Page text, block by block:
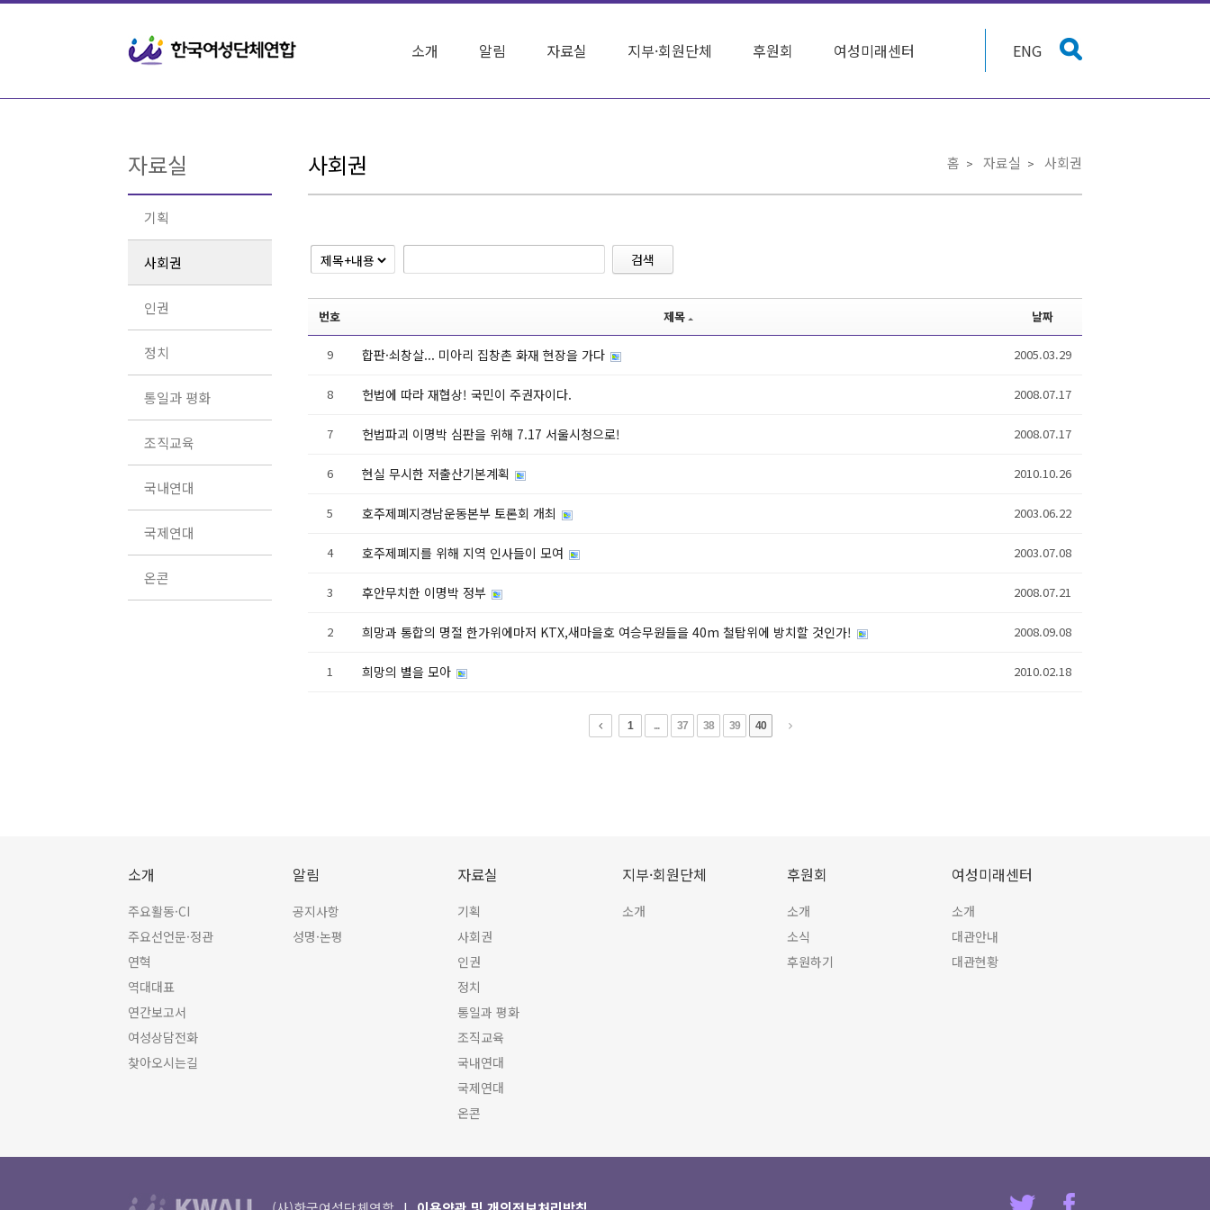
소개 알림 자료실 지부·회원단체 후원회 여성미래센터 ENG
자료실
기획
사회권
인권
정치
통일과 평화
조직교육
국내연대
국제연대
온콘
사회권 홈 자료실 사회권
검색
번호 제목 날짜
9 합판·쇠창살... 미아리 집창촌 화재 현장을 가다 2005.03.29
8 헌법에 따라 재협상! 국민이 주권자이다. 2008.07.17
7 헌법파괴 이명박 심판을 위해 7.17 서울시청으로! 2008.07.17
6 현실 무시한 저출산기본계획 2010.10.26
5 호주제폐지경남운동본부 토론회 개최 2003.06.22
4 호주제폐지를 위해 지역 인사들이 모여 2003.07.08
3 후안무치한 이명박 정부 2008.07.21
2 희망과 통합의 명절 한가위에마저 KTX,새마을호 여승무원들을 40m 철탑위에 방치할 것인가! 2008.09.08
1 희망의 별을 모아 2010.02.18
1 ... 37 38 39 40
소개
주요활동·CI
주요선언문·정관
연혁
역대대표
연간보고서
여성상담전화
찾아오시는길
알림
공지사항
성명·논평
자료실
기획
사회권
인권
정치
통일과 평화
조직교육
국내연대
국제연대
온콘
지부·회원단체
소개
후원회
소개
소식
후원하기
여성미래센터
소개
대관안내
대관현황